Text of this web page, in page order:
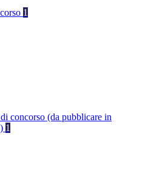
1
concorso (da pubblicare in
1